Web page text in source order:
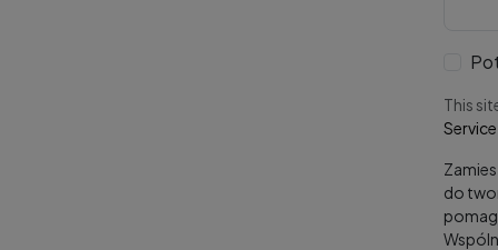
This
Service
do